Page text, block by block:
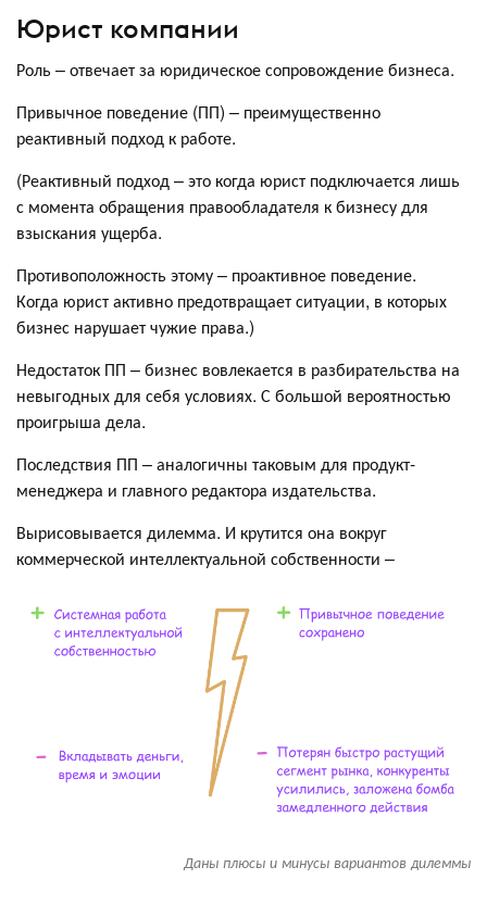
Юрист компании
Роль – отвечает за юридическое сопровождение бизнеса.
Привычное поведение (ПП) – преимущественно
реактивный подход к работе.
(Реактивный подход – это когда юрист подключается лишь
с момента обращения правообладателя к бизнесу для
взыскания ущерба.
Противоположность этому – проактивное поведение.
Когда юрист активно предотвращает ситуации, в которых
бизнес нарушает чужие права.)
Недостаток ПП – бизнес вовлекается в разбирательства на
невыгодных для себя условиях. С большой вероятностью
проигрыша дела.
Последствия ПП – аналогичны таковым для продукт-
менеджера и главного редактора издательства.
Вырисовывается дилемма. И крутится она вокруг
коммерческой интеллектуальной собственности –
Даны плюсы и минусы вариантов дилеммы